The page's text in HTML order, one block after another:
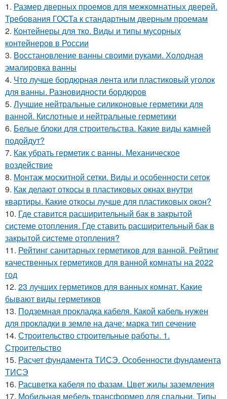
1. Размер дверных проемов для межкомнатных дверей.
Требования ГОСТа к стандартным дверным проемам
2. Контейнеры для тко. Виды и типы мусорных
контейнеров в России
3. Восстановление ванны своими руками. Холодная
эмалировка ванны
4. Что лучше бордюрная лента или пластиковый уголок
для ванны. Разновидности бордюров
5. Лучшие нейтральные силиконовые герметики для
ванной. Кислотные и нейтральные герметики
6. Белые блоки для строительства. Какие виды камней
подойдут?
7. Как убрать герметик с ванны. Механическое
воздействие
8. Монтаж москитной сетки. Виды и особенности сеток
9. Как делают откосы в пластиковых окнах внутри
квартиры. Какие откосы лучше для пластиковых окон?
10. Где ставится расширительный бак в закрытой
системе отопления. Где ставить расширительный бак в
закрытой системе отопления?
11. Рейтинг санитарных герметиков для ванной. Рейтинг
качественных герметиков для ванной комнаты на 2022
год
12. 23 лучших герметиков для ванных комнат. Какие
бывают виды герметиков
13. Подземная прокладка кабеля. Какой кабель нужен
для прокладки в земле на даче: марка тип сечение
14. Строительство строительные работы. 1.
Строительство
15. Расчет фундамента ТИСЭ. Особенности фундамента
ТИСЭ
16. Расцветка кабеля по фазам. Цвет жилы заземления
17. Мобильная мебель трансформер для спальни. Типы